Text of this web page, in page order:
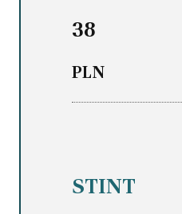
38
PLN
STINT